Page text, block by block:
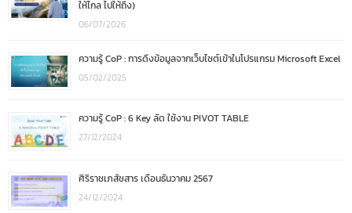
ให้ไกล ไปให้ถึง)
06/07/2026
ความรู้ CoP : การดึงข้อมูลจากเว็บไซต์เข้าในโปรแกรม Microsoft Excel
05/02/2025
ความรู้ CoP : 6 Key ลัด ใช้งาน PIVOT TABLE
27/12/2024
ศิริราชเภสัชสาร เดือนธันวาคม 2567
24/12/2024